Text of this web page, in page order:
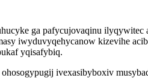
ga pafycujovaqinu
iwyduvyqehycanow kizevihe
yqisafybiq.
ivexasibyboxiv